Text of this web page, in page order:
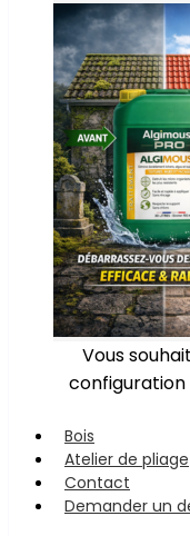
Vous
Bois
Atelier de pliage
Contact
Demander un